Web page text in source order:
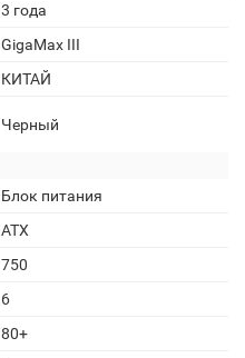
3 года
GigaMax III
КИТАЙ
Черный
Блок питания
ATX
750
6
80+